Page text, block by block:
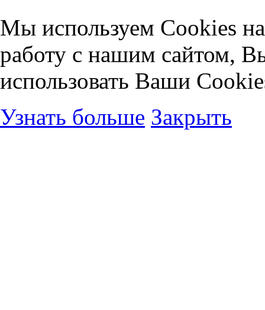
Мы используем Cookies
работу с нашим сайтом,
использовать Ваши
Узнать больше Закрыть